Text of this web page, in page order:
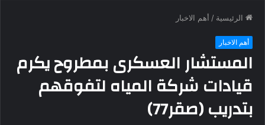
الرئيسية / أهم الاخبار
أهم الاخبار
المستشار العسكرى بمطروح يكرم
قيادات شركة المياه لتفوقهم
بتدريب (صقر77)